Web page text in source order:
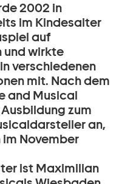
2002 in
im Kindesalter
auf
und wirkte
verschiedenen
mit. Nach dem
and Musical
zum
an,
November
ist Maximilian